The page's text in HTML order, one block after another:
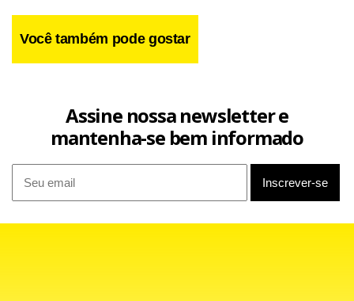
O clube de Campinas continuava atacando e aos 34
minutos, depois de muita insistência, Éder marcou para o
Você também pode gostar
Assine nossa newsletter e
mantenha-se bem informado